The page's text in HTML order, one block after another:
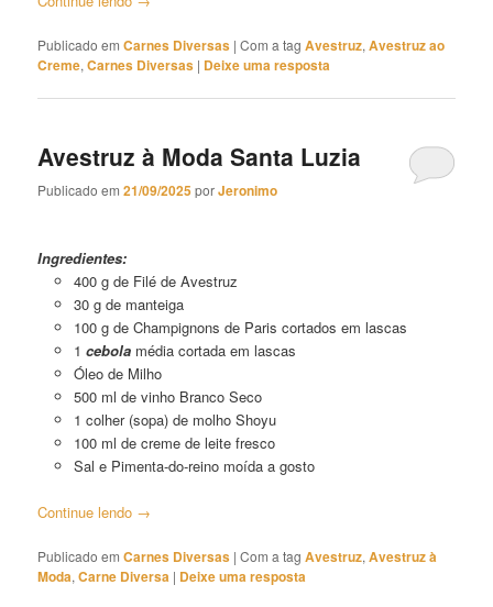
Publicado em Carnes Diversas |Com a tagAvestruz,Avestruz ao
Creme,Carnes Diversas | Deixe uma resposta
Avestruz à Moda Santa Luzia
Publicado em21/09/2025porJeronimo
Ingredientes:
400 g de Filé de Avestruz
30 g de manteiga
100 g de Champignons de Paris cortados em lascas
1 cebolamédia cortada em lascas
Óleo de Milho
500 ml de vinho Branco Seco
1 colher (sopa) de molho Shoyu
100 ml de creme de leite fresco
Sal e Pimenta-do-reino moída a gosto
Continue lendo →
Publicado em Carnes Diversas |Com a tagAvestruz,Avestruz à
Moda,Carne Diversa | Deixe uma resposta